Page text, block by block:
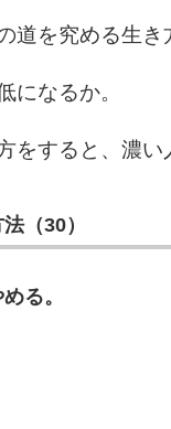
道を究める生き
になるか。
をすると、濃い
（30）
る。